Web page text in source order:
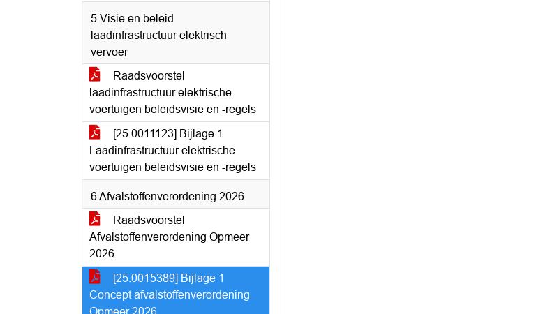
5 Visie en beleid
laadinfrastructuur elektrisch
vervoer
Raadsvoorstel
laadinfrastructuur elektrische
voertuigen beleidsvisie en -regels
[25.0011123] Bijlage 1
Laadinfrastructuur elektrische
voertuigen beleidsvisie en -regels
6 Afvalstoffenverordening 2026
Raadsvoorstel
Afvalstoffenverordening Opmeer
2026
[25.0015389] Bijlage 1
Concept afvalstoffenverordening
Opmeer 2026